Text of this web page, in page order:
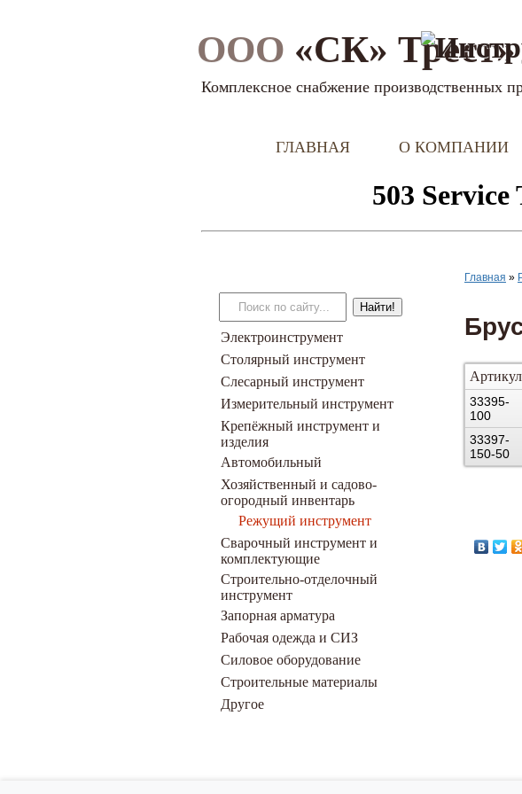
ООО «СК» Трест»
Комплексное снабжение производственных
ГЛАВНАЯ О КОМПАНИИ
Электроинструмент
Столярный инструмент
Слесарный инструмент
Измерительный инструмент
Крепёжный инструмент и
изделия
Автомобильный
Хозяйственный и садово-
огородный инвентарь
Режущий инструмент
Сварочный инструмент и
комплектующие
Строительно-отделочный
инструмент
Запорная арматура
Рабочая одежда и СИЗ
Силовое оборудование
Строительные материалы
Другое
Главная »
Артикул
33395-
100
33397-
150-50